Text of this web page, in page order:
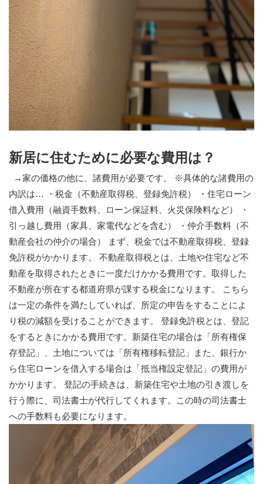
新居に住むために必要な費用は？
→家の価格の他に、諸費用が必要です。 ※具体的な諸費用の
内訳は… ・税金（不動産取得税、登録免許税） ・住宅ローン
借入費用（融資手数料、ローン保証料、火災保険料など） ・
引っ越し費用（家具、家電代などを含む） ・仲介手数料（不
動産会社の仲介の場合） まず、税金では不動産取得税、登録
免許税がかかります。 不動産取得税とは、土地や住宅など不
動産を取得されたときに一度だけかかる費用です。取得した
不動産が所在する都道府県が課する税金になります。 こちら
は一定の条件を満たしていれば、所定の申告をすることによ
り税の減額を受けることができます。 登録免許税とは、登記
をするときにかかる費用です。新築住宅の場合は「所有権保
存登記」、土地については「所有権移転登記」また、銀行か
ら住宅ローンを借入する場合は「抵当権設定登記」の費用が
かかります。 登記の手続きは、新築住宅や土地の引き渡しを
行う際に、司法書士が代行してくれます。この時の司法書士
への手数料も必要になります。